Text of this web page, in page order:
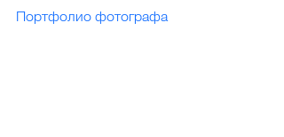
Портфолио фотографа